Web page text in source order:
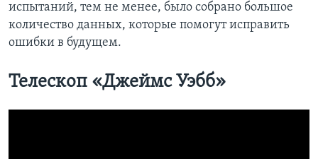
испытаний, тем не менее, было собрано большое
количество данных, которые помогут исправить
ошибки в будущем.
Телескоп «Джеймс Уэбб»